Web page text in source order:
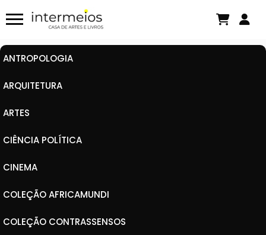
ANTROPOLOGIA
ARQUITETURA
ARTES
CIÊNCIA POLÍTICA
CINEMA
COLEÇÃO AFRICAMUNDI
COLEÇÃO CONTRASSENSOS